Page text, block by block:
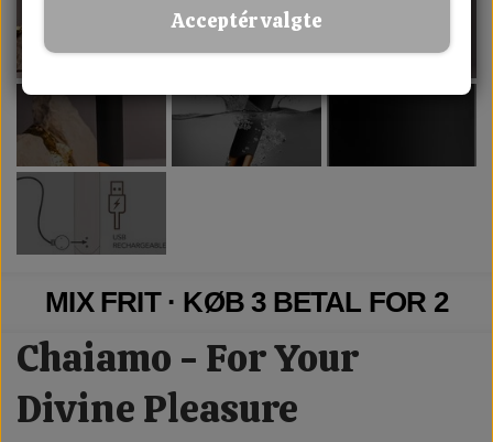
MIX FRIT · KØB 3 BETAL FOR 2
Chaiamo - For Your
Divine Pleasure
Acceptér valgte